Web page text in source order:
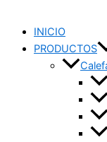
INICIO
PRODUCTOS